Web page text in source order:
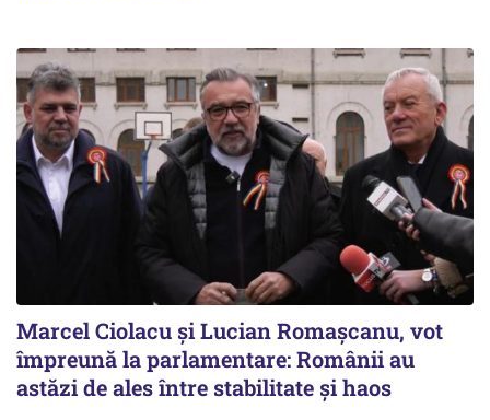
Marcel Ciolacu și Lucian Romașcanu, vot
împreună la parlamentare: Românii au
astăzi de ales între stabilitate şi haos